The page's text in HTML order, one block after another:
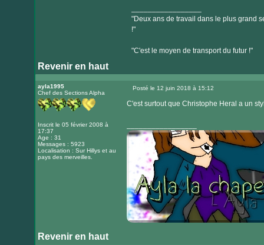
"Deux ans de travail dans le plus grand
!"
"C'est le moyen de transport du futur !"
Revenir en haut
ayla1995
Chef des Sections Alpha
Inscrit le 05 février 2008 à
17:37
Age : 31
Messages : 5923
Localisation : Sur Hillys et au
pays des merveilles.
Posté le 12 juin 2018 à 15:12
C'est surtout que Christophe Heral a un
Revenir en haut